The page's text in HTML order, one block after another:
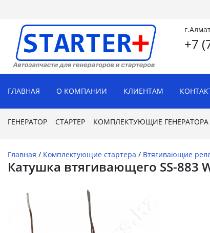
+7
ГЛАВНАЯ О КОМПАНИИ КЛИЕНТАМ
ГЕНЕРАТОР СТАРТЕР КОМПЛЕКТУЮЩИЕ ГЕНЕРАТОРА
Главная / Комплектующие стартера / Втягивающие
Катушка втягивающего SS-883